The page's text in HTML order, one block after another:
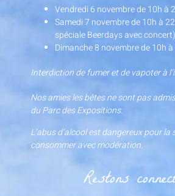
Vendredi 6 novembre de 10h à
Samedi 7 novembre de 10h à
spéciale Beerdays avec concert)
Dimanche 8 novembre de 10h
Interdiction de fumer et de vapoter à
Nos amies les bêtes ne sont pas
du Parc des Expositions.
L’abus d’alcool est dangereux pour la
consommer avec modération.
Restons